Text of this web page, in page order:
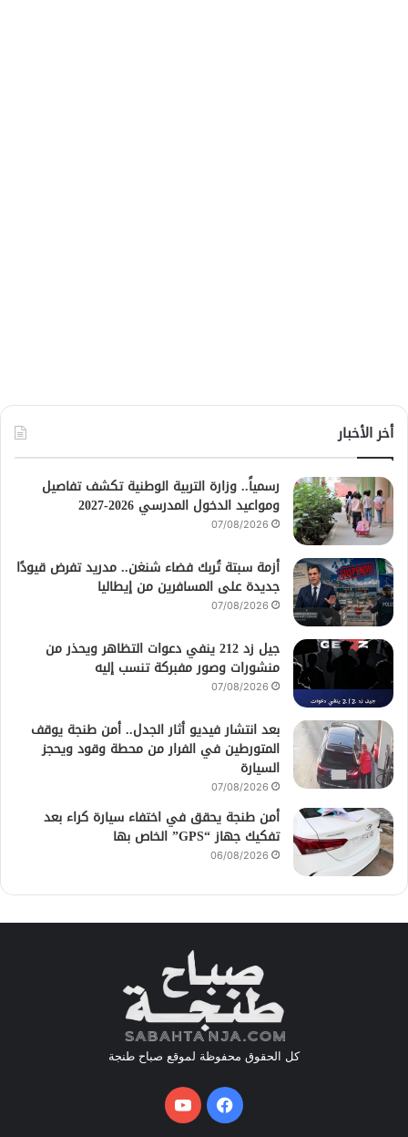
أخر الأخبار
رسمياً.. وزارة التربية الوطنية تكشف تفاصيل
ومواعيد الدخول المدرسي 2026-2027
07/08/2026
أزمة سبتة تُربك فضاء شنغن.. مدريد تفرض قيودًا
جديدة على المسافرين من إيطاليا
07/08/2026
جيل زد 212 ينفي دعوات التظاهر ويحذر من
منشورات وصور مفبركة تنسب إليه
07/08/2026
بعد انتشار فيديو أثار الجدل.. أمن طنجة يوقف
المتورطين في الفرار من محطة وقود ويحجز
السيارة
07/08/2026
أمن طنجة يحقق في اختفاء سيارة كراء بعد
تفكيك جهاز “GPS” الخاص بها
06/08/2026
كل الحقوق محفوظة لموقع صباح طنجة
فيسبوكيوتيوب